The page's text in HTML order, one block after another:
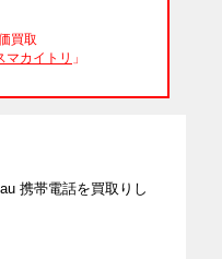
買取
マカイトリ 」
携帯電話を買取りし